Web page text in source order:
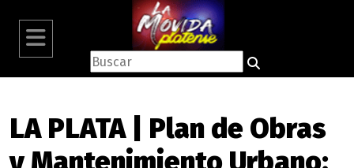
LA PLATA | Plan de Obras